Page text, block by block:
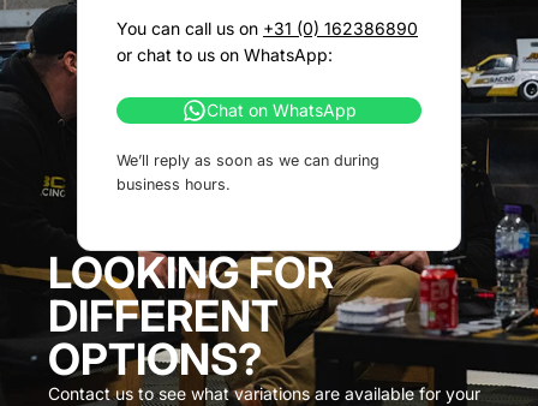
You can call us on +31 (0) 162386890
or chat to us on WhatsApp:
Chat on WhatsApp
We’ll reply as soon as we can during
business hours.
LOOKING FOR
DIFFERENT
OPTIONS?
Contact us to see what variations are available for your